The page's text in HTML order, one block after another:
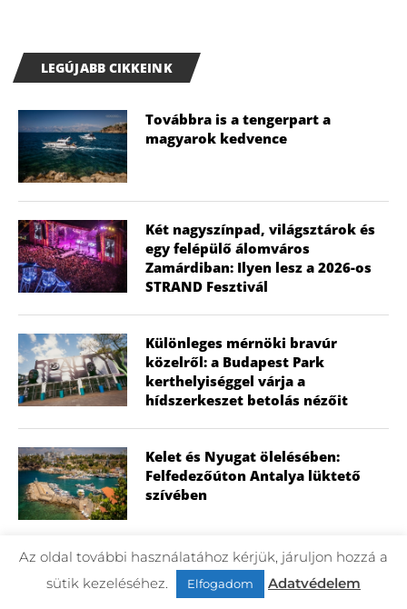
LEGÚJABB CIKKEINK
Továbbra is a tengerpart a
magyarok kedvence
Két nagyszínpad, világsztárok és
egy felépülő álomváros
Zamárdiban: Ilyen lesz a 2026-os
STRAND Fesztivál
Különleges mérnöki bravúr
közelről: a Budapest Park
kerthelyiséggel várja a
hídszerkeszet betolás nézőit
Kelet és Nyugat ölelésében:
Felfedezőúton Antalya lüktető
szívében
A légiszállítás veteránjának
tiszteletköre: Búcsúzik a flotta
utolsó Mi-17-es helikoptere
Az oldal további használatához kérjük, járuljon hozzá a
sütik kezeléséhez.
Elfogadom Adatvédelem